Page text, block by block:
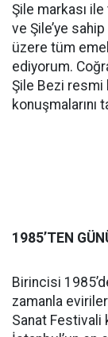
Şile markası
ve Şile’ye
üzere tüm
ediyorum.
Şile Bezi resmi
konuşmalarını
1985’TEN
Birincisi
zamanla
Sanat Festivali